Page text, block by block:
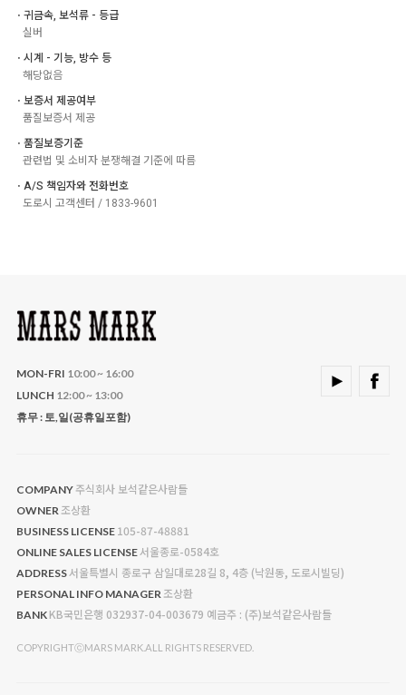
ㆍ귀금속, 보석류 - 등급
실버
ㆍ시계 - 기능, 방수 등
해당없음
ㆍ보증서 제공여부
품질보증서 제공
ㆍ품질보증기준
관련법 및 소비자 분쟁해결 기준에 따름
ㆍA/S 책임자와 전화번호
도로시 고객센터 / 1833-9601
MON-FRI 10:00 ~ 16:00
LUNCH 12:00 ~ 13:00
휴무 : 토,일(공휴일포함)
COMPANY 주식회사 보석같은사람들
OWNER 조상환
BUSINESS LICENSE 105-87-48881
ONLINE SALES LICENSE서울종로-0584호
ADDRESS서울특별시 종로구 삼일대로28길 8, 4층 (낙원동, 도로시빌딩)
PERSONAL INFO MANAGER 조상환
BANK KB국민은행 032937-04-003679 예금주 : (주)보석같은사람들
COPYRIGHTⓒMARS MARK.ALL RIGHTS RESERVED.